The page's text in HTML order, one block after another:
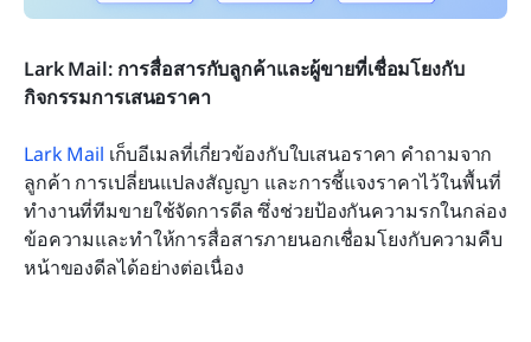
Lark Mail: การสื่อสารกับลูกค้าและผู้ขายที่เชื่อมโยงกับ
กิจกรรมการเสนอราคา
Lark Mail เก็บอีเมลที่เกี่ยวข้องกับใบเสนอราคา คำถามจาก
ลูกค้า การเปลี่ยนแปลงสัญญา และการชี้แจงราคาไว้ในพื้นที่
ทำงานที่ทีมขายใช้จัดการดีล ซึ่งช่วยป้องกันความรกในกล่อง
ข้อความและทำให้การสื่อสารภายนอกเชื่อมโยงกับความคืบ
หน้าของดีลได้อย่างต่อเนื่อง